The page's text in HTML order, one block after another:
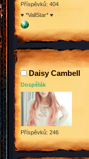
Příspěvků: 404
♥ *VallStar* ♥
Daisy Cambell
Dospělák
Příspěvků: 246